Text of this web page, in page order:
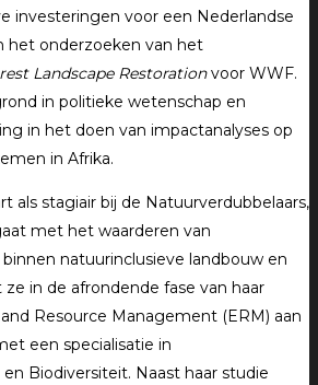
investeringen voor een Nederlandse
het onderzoeken van het
Landscape Restorationvoor WWF.
in politieke wetenschap en
in het doen van impactanalyses op
in Afrika.
als stagiair bij de Natuurverdubbelaars,
met het waarderen van
natuurinclusieve landbouw en
in de afrondende fase van haar
Resource Management (ERM) aan
een specialisatie in
Biodiversiteit. Naast haar studie